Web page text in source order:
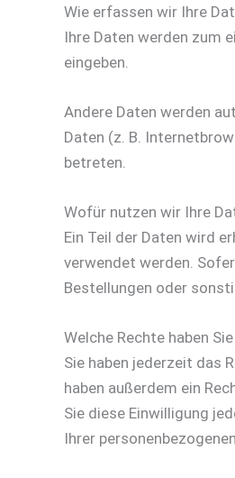
Wie erfassen wir Ihre
Ihre Daten werden zum
eingeben.
Andere Daten werden
Daten (z. B.
betreten.
Wofür nutzen wir Ihre
Ein Teil der Daten wird
verwendet werden.
Bestellungen oder
Welche Rechte haben
Sie haben jederzeit das
haben außerdem ein
Sie diese Einwilligung
Ihrer